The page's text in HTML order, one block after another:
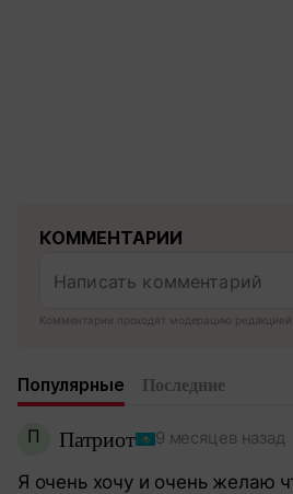
КОММЕНТАРИИ
Комментарии проходят модерацию редакцией
Популярные Последние
П Патриот 9 месяцев назад
Я очень хочу и очень желаю